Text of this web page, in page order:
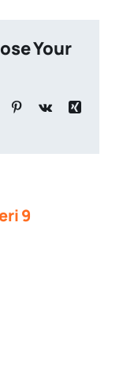
Your
Tumblr Pinterest
Vk
Xing
9